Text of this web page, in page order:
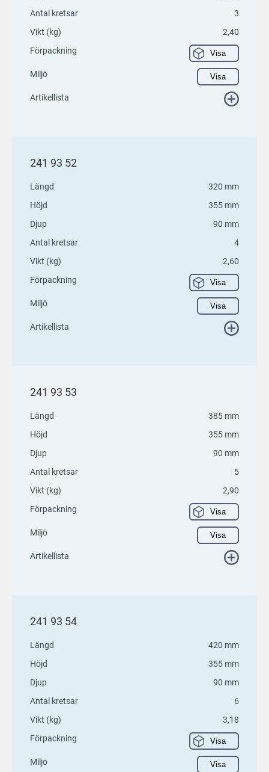
Antal kretsar
3
Vikt (kg)
2,40
Förpackning
Visa
Miljö Visa
Artikellista
241 93 52
Längd
320 mm
Höjd
355 mm
Djup
90 mm
Antal kretsar
4
Vikt (kg)
2,60
Förpackning
Visa
Miljö Visa
Artikellista
241 93 53
Längd
385 mm
Höjd
355 mm
Djup
90 mm
Antal kretsar
5
Vikt (kg)
2,90
Förpackning
Visa
Miljö Visa
Artikellista
241 93 54
Längd
420 mm
Höjd
355 mm
Djup
90 mm
Antal kretsar
6
Vikt (kg)
3,18
Förpackning
Visa
Miljö Visa